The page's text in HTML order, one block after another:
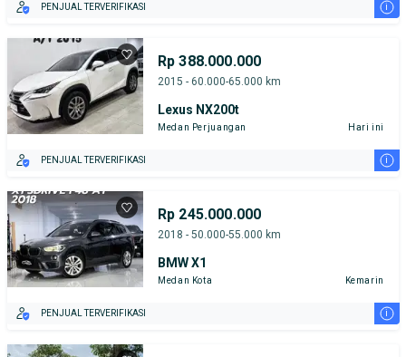
PENJUAL TERVERIFIKASI i
Rp 388.000.000
2015 - 60.000-65.000 km
Lexus NX200t
Medan Perjuangan Hari ini
PENJUAL TERVERIFIKASI i
Rp 245.000.000
2018 - 50.000-55.000 km
BMW X1
Medan Kota Kemarin
PENJUAL TERVERIFIKASI i